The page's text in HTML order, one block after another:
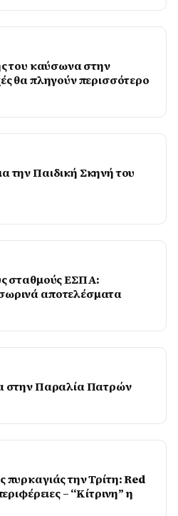
του καύσωνα στην
θα πληγούν περισσότερο
την Παιδική Σκηνή του
σταθμούς ΕΣΠΑ:
αποτελέσματα
στην Παραλία Πατρών
την Τρίτη: Red
– “Κίτρινη” η